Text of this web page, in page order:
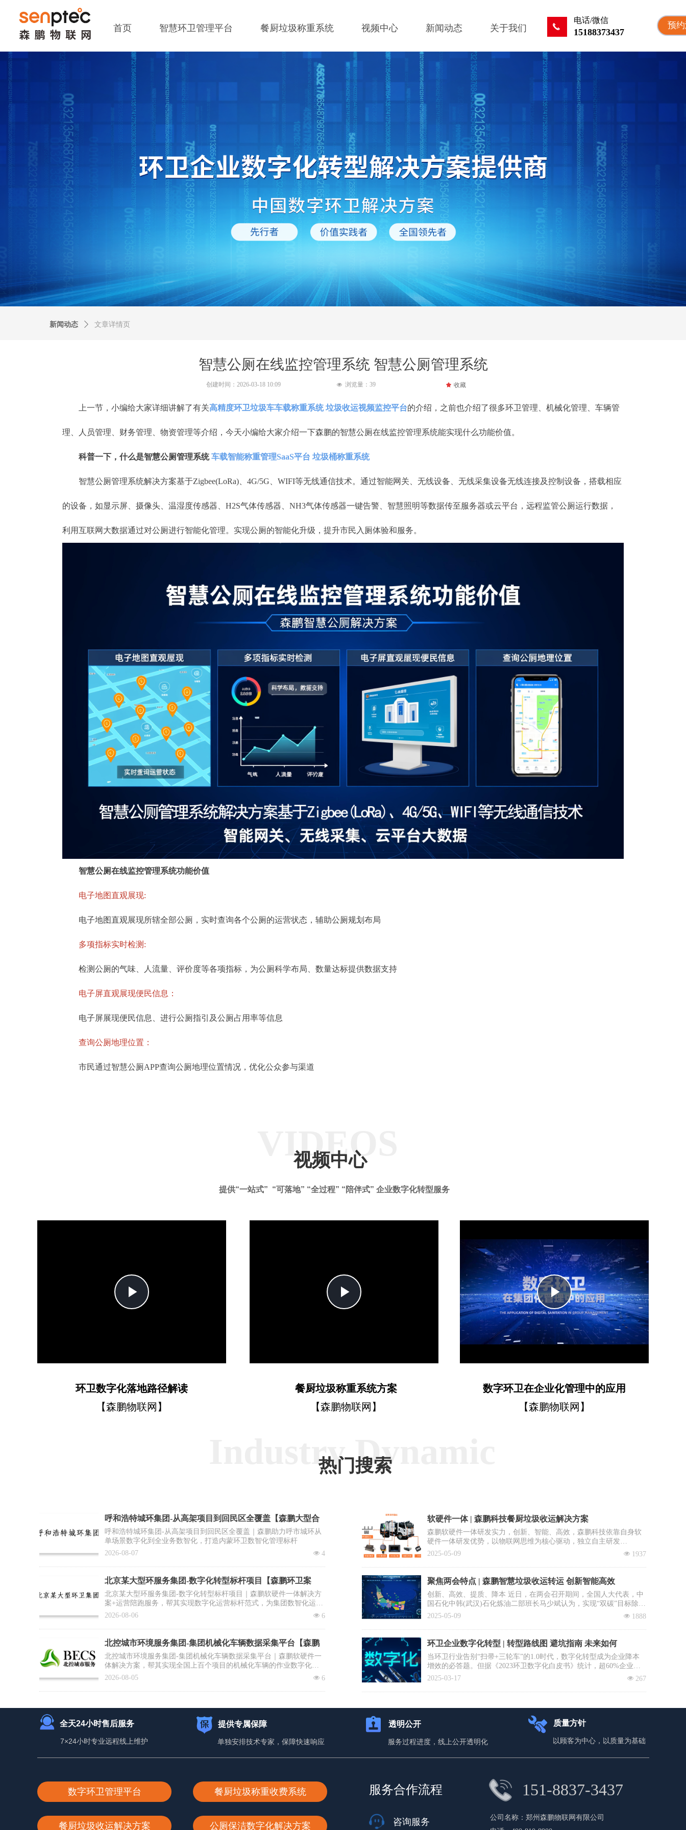
끅
电话/微信
15188373437
首页 智慧环卫管理平台 餐厨垃圾称重系统 视频中心 新闻动态 关于我们 预
智慧公厕在线监控管理系统 智慧公厕管理系统
上一节，小编给大家详细讲解了有关高精度环卫垃圾车车载称重系统 垃圾收运视频监控平台的介绍，之前也介绍了很多环卫管理、机械化管理、车辆管
理、人员管理、财务管理、物资管理等介绍，今天小编给大家介绍一下森鹏的智慧公厕在线监控管理系统能实现什么功能价值。
科普一下，什么是智慧公厕管理系统车载智能称重管理SaaS平台 垃圾桶称重系统
智慧公厕管理系统解决方案基于Zigbee(LoRa)、4G/5G、WIFI等无线通信技术。通过智能网关、无线设备、无线采集设备无线连接及控制设备，搭载相应
的设备，如显示屏、摄像头、温湿度传感器、H2S气体传感器、NH3气体传感器一键告警、智慧照明等数据传至服务器或云平台，远程监管公厕运行数据，
利用互联网大数据通过对公厕进行智能化管理。实现公厕的智能化升级，提升市民入厕体验和服务。
智慧公厕在线监控管理系统功能价值
电子地图直观展现:
电子地图直观展现所辖全部公厕，实时查询各个公厕的运营状态，辅助公厕规划布局
多项指标实时检测:
检测公厕的气味、人流量、评价度等各项指标，为公厕科学布局、数量达标提供数据支持
电子屏直观展现便民信息：
电子屏展现便民信息、进行公厕指引及公厕占用率等信息
查询公厕地理位置：
市民通过智慧公厕APP查询公厕地理位置情况，优化公众参与渠道
新闻动态 ꄲ 文章详情页
创建时间： 2026-03-18 10:09 넶 浏览量： 39 끄 收藏
提供“一站式” “可落地” “全过程” “陪伴式” 企业数字化转型服务
VIDEOS
视频中心
Play
环卫数字化落地路径解读
【森鹏物联网】
Play
餐厨垃圾称重系统方案
【森鹏物联网】
Play
Video
数字环卫在企业化管理中的应用
【森鹏物联网】
呼和浩特城环集团-从高架项目到回民区全覆盖【森鹏大型合
作案例】
呼和浩特城环集团-从高架项目到回民区全覆盖｜森鹏助力呼市城环从
单场景数字化到全业务数智化，打造内蒙环卫数智化管理标杆
넶 4
2026-08-07
北京某大型环服务集团-数字化转型标杆项目【森鹏环卫案
例】
北京某大型环服务集团-数字化转型标杆项目｜森鹏软硬件一体解决方
案+运营陪跑服务，帮其实现数字化运营标杆范式，为集团数智化运营
推广复制提供标杆范式
넶 6
2026-08-06
北控城市环境服务集团-集团机械化车辆数据采集平台【森鹏
合作案例】
北控城市环境服务集团-集团机械化车辆数据采集平台｜森鹏软硬件一
体解决方案，帮其实现全国上百个项目的机械化车辆的作业数字化，
为集团数智化运营打好基础
넶 6
2026-08-05
Industry Dynamic
热门搜索
软硬件一体 | 森鹏科技餐厨垃圾收运解决方案
森鹏软硬件一体研发实力，创新、智能、高效，森鹏科技依靠自身软
硬件一体研发优势，以物联网思维为核心驱动，独立自主研发
出“EVOS智慧环卫2.0管理平台”，餐厨垃圾收运系统是该平台核心子
넶 1937
2025-05-09
聚焦两会特点 | 森鹏智慧垃圾收运转运 创新智能高效
创新、高效、提质、降本 近日，在两会召开期间，全国人大代表，中
国石化中韩(武汉)石化炼油二部班长马少斌认为，实现“双碳”目标除了
需要企业进行转型升级和科技创新外，全民参与也必不可少，并就此
士、清华大学教授李景虹则建议政府鼓励回收企业与环卫系统合作，
降低前端收集运营成本。
넶 1888
2025-05-09
环卫企业数字化转型 | 转型路线图 避坑指南 未来如何
当环卫行业告别“扫帚+三轮车”的1.0时代，数字化转型成为企业降本
增效的必答题。但据《2023环卫数字化白皮书》统计，超60%企业投
入百万却未见实效：数据失真、系统闲置、员工抵触……如何避免重
你打赢这场“数字环卫攻坚战”。
넶 267
2025-03-17
公司名称： 郑州森鹏物联网有限公司
全天24小时售后服务
7×24小时专业远程线上维护
提供专属保障
单独安排技术专家，保障快速响应 服务过程进度，线上公开透明化
透明公开
以顾客为中心，以质量为基础
质量方针
数字环卫管理平台 餐厨垃圾称重收费系统
餐厨垃圾收运解决方案 公厕保洁数字化解决方案
151-8837-3437
咨询服务
服务合作流程